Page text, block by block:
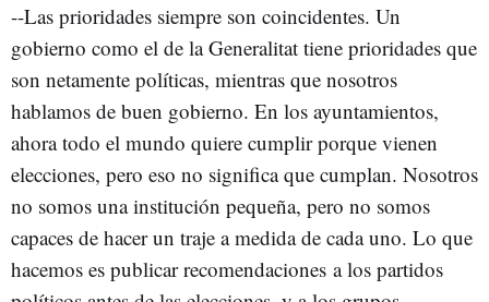
--Las prioridades siempre son coincidentes. Un
gobierno como el de la Generalitat tiene prioridades que
son netamente políticas, mientras que nosotros
hablamos de buen gobierno. En los ayuntamientos,
ahora todo el mundo quiere cumplir porque vienen
elecciones, pero eso no significa que cumplan. Nosotros
no somos una institución pequeña, pero no somos
capaces de hacer un traje a medida de cada uno. Lo que
hacemos es publicar recomendaciones a los partidos